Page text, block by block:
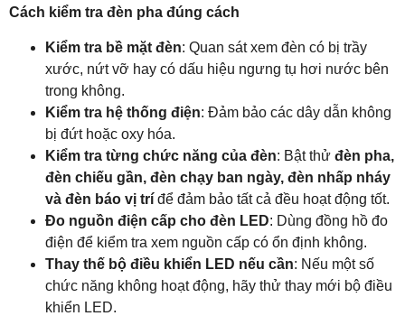
Cách kiểm tra đèn pha đúng cách
Kiểm tra bề mặt đèn: Quan sát xem đèn có bị trầy
xước, nứt vỡ hay có dấu hiệu ngưng tụ hơi nước bên
trong không.
Kiểm tra hệ thống điện: Đảm bảo các dây dẫn không
bị đứt hoặc oxy hóa.
Kiểm tra từng chức năng của đèn: Bật thử đèn pha,
đèn chiếu gần, đèn chạy ban ngày, đèn nhấp nháy
và đèn báo vị trí để đảm bảo tất cả đều hoạt động tốt.
Đo nguồn điện cấp cho đèn LED: Dùng đồng hồ đo
điện để kiểm tra xem nguồn cấp có ổn định không.
Thay thế bộ điều khiển LED nếu cần: Nếu một số
chức năng không hoạt động, hãy thử thay mới bộ điều
khiển LED.